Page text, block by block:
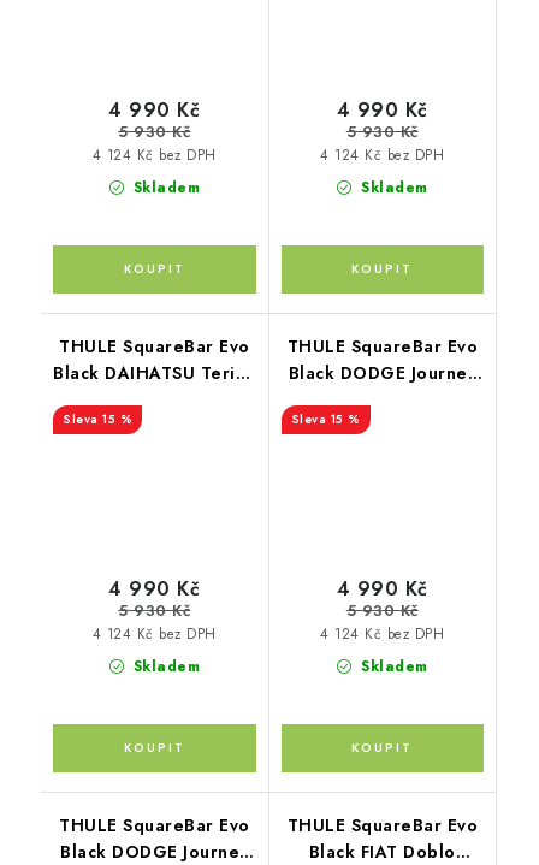
Skladem
4 124 Kč bez DPH
4 990 Kč
5 930 Kč
Skladem
4 124 Kč bez DPH
4 990 Kč
5 930 Kč
THULE SquareBar Evo
Black DAIHATSU Terios
5-dr SUV 06-17
15 %
Skladem
4 124 Kč bez DPH
4 990 Kč
5 930 Kč
THULE SquareBar Evo
Black DODGE Journey
5-dr SUV 08-11
15 %
Skladem
4 124 Kč bez DPH
4 990 Kč
5 930 Kč
THULE SquareBar Evo
Black DODGE Journey
THULE SquareBar Evo
Black FIAT Doblo